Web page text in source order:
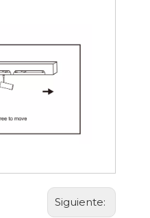
Siguiente: